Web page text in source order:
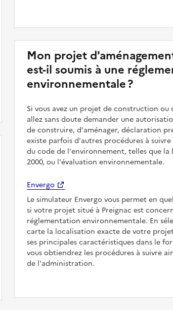
Mon projet
est-il soumis à une
environnementale ?
Si vous avez un projet de construction ou
allez sans doute demander une
de construire, d'aménager, déclaration
existe parfois d'autres procédures à
du code de l'environnement, telles que la
2000, ou l'évaluation environnementale.
Envergo
Le simulateur Envergo vous permet en
si votre projet situé à Preignac est
réglementation environnementale. En
carte la localisation exacte de votre
ses principales caractéristiques dans le
vous obtiendrez les procédures à suivre
de l'administration.